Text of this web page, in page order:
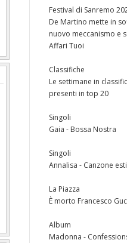
Festival di Sanremo
De Martino mette in
nuovo meccanismo e
Affari Tuoi
Classifiche
Le settimane in
presenti in top 20
Singoli
Gaia - Bossa Nostra
Singoli
Annalisa - Canzone
La Piazza
È morto Francesco
Album
Madonna -